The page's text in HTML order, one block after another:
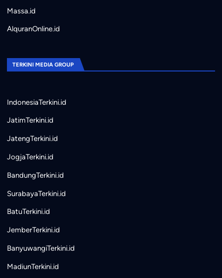
Massa.id
AlquranOnline.id
TERKINI MEDIA GROUP
IndonesiaTerkini.id
JatimTerkini.id
JatengTerkini.id
JogjaTerkini.id
BandungTerkini.id
SurabayaTerkini.id
BatuTerkini.id
JemberTerkini.id
BanyuwangiTerkini.id
MadiunTerkini.id